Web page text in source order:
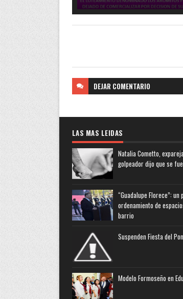
DEJAR COMENTARIO
LAS MAS LEIDAS
Natalia Cometto,
golpeador dijo que se
“Guadalupe Florece”:
ordenamiento de
barrio
Suspenden Fiesta del
Modelo Formoseño en